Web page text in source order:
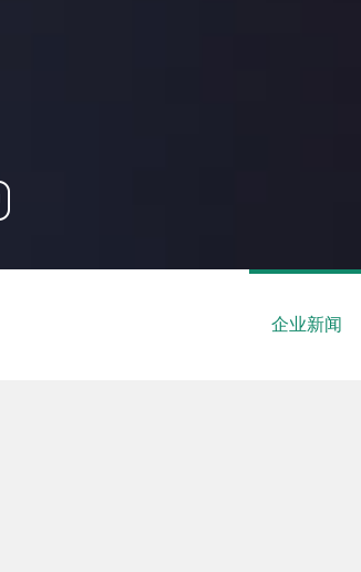
企业新闻